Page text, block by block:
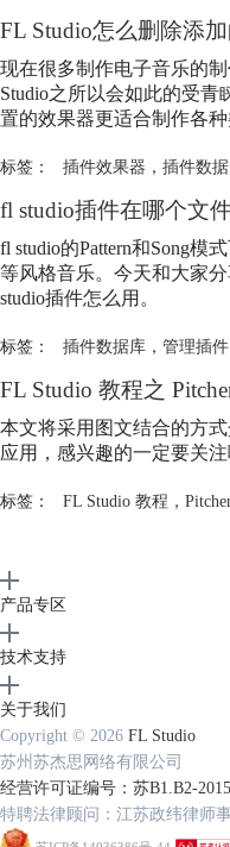
FL Studio怎么删除添
现在很多制作电子音乐的
Studio之所以会如此的受青
置的效果器更适合制作各种
标签： 插件效果器 ， 插件数
fl studio插件在哪个文
fl studio的Pattern和Song模
等风格音乐。今天和大家
studio插件怎么用。
标签： 插件数据库， 管理插件
FL Studio 教程之
本文将采用图文结合的方式
应用，感兴趣的一定要关注
标签： FL Studio 教程 ，
产品专区
技术支持
关于我们
Copyright © 2026 FL Studio
苏州苏杰思网络有限公司
经营许可证编号：苏B1.B2-
特聘法律顾问：江苏政纬律师